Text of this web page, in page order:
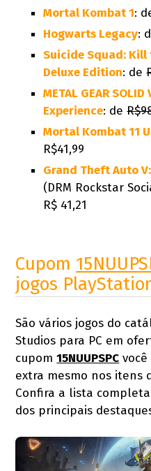
Mortal Kombat 1:
Hogwarts Legacy:
Suicide Squad: Kill
Deluxe Edition: de
METAL GEAR
Experience: de
Mortal Kombat 11
R$41,99
Grand Theft Auto
(DRM Rockstar
R$ 41,21
Cupom
jogos
São vários jogos do
Studios para PC em
cupom15NUUPSPC você
extra mesmo nos itens
Confira a lista completa
dos principais